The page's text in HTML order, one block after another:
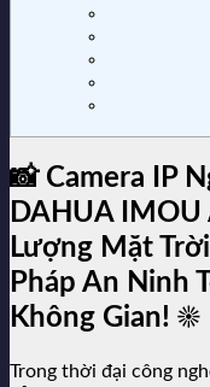
📸 Camera IP
DAHUA IMOU
Lượng Mặt
Pháp An Ninh
Không Gian! ☀️
Trong thời đại công